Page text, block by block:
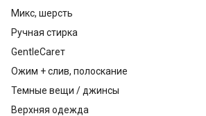
Микс, шерсть
Ручная стирка
GentleCarет
Ожим + слив, полоскание
Темные вещи / джинсы
Верхняя одежда